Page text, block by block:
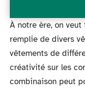
À notre ère, on
remplie de divers
vêtements de
créativité sur les
combinaison peut